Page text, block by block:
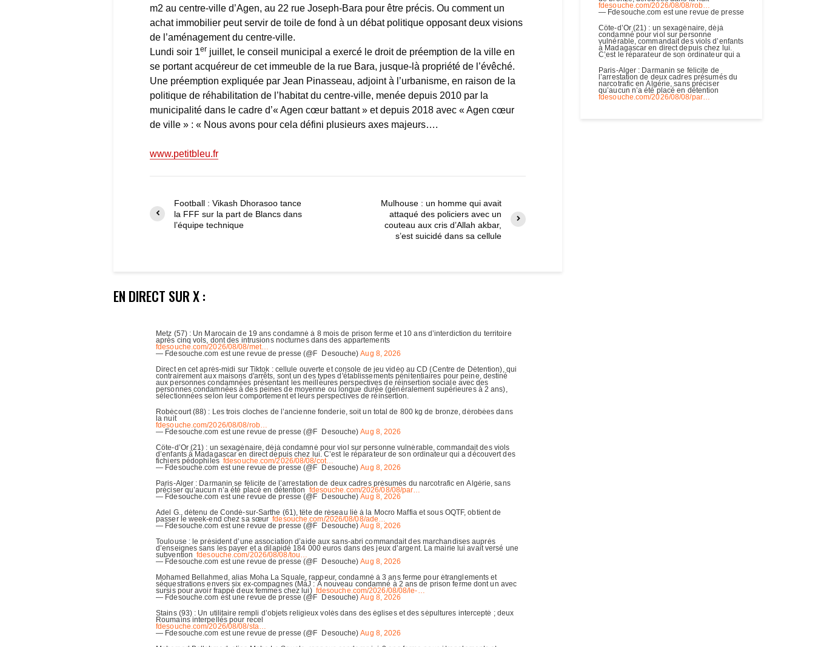
m2 au centre-ville d’Agen, au 22 rue Joseph-Bara pour être précis. Ou comment un
achat immobilier peut servir de toile de fond à un débat politique opposant deux visions
de l’aménagement du centre-ville.
Lundi soir 1er juillet, le conseil municipal a exercé le droit de préemption de la ville en
se portant acquéreur de cet immeuble de la rue Bara, jusque-là propriété de l’évêché.
Une préemption expliquée par Jean Pinasseau, adjoint à l’urbanisme, en raison de la
politique de réhabilitation de l’habitat du centre-ville, menée depuis 2010 par la
municipalité dans le cadre d’« Agen cœur battant » et depuis 2018 avec « Agen cœur
de ville » : « Nous avons pour cela défini plusieurs axes majeurs….
www.petitbleu.fr
Football : Vikash Dhorasoo tance
la FFF sur la part de Blancs dans
l’équipe technique
Mulhouse : un homme qui avait
attaqué des policiers avec un
couteau aux cris d’Allah akbar,
s’est suicidé dans sa cellule
EN DIRECT SUR X :